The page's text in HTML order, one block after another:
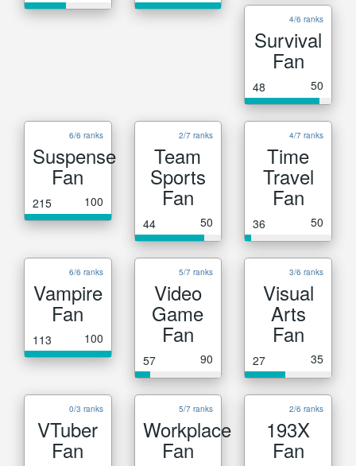
4/6 ranks
Survival
Fan
48 50
6/6 ranks
Suspense
Fan
215 100
2/7 ranks
Team
Sports
Fan
44 50
4/7 ranks
Time
Travel
Fan
36 50
6/6 ranks
Vampire
Fan
113 100
5/7 ranks
Video
Game
Fan
57 90
3/6 ranks
Visual
Arts
Fan
27 35
0/3 ranks
VTuber
Fan
5/7 ranks
Workplace
Fan
2/6 ranks
193X
Fan